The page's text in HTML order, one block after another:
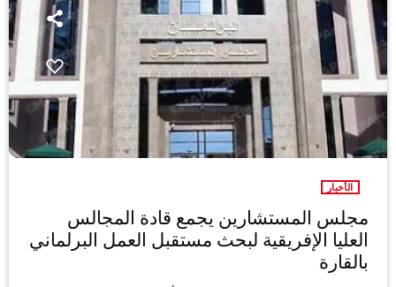
الأخبار
مجلس المستشارين يجمع قادة المجالس
العليا الإفريقية لبحث مستقبل العمل البرلماني
بالقارة